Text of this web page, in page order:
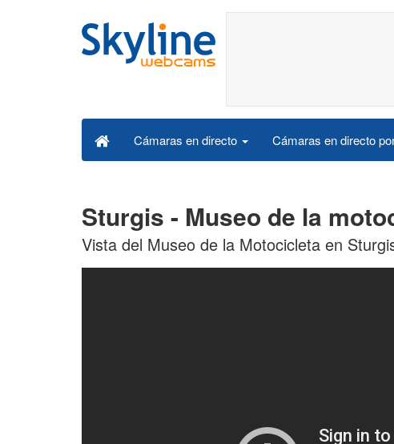
Cámaras en directo Cámaras en directo
Sturgis - Museo de la
Vista del Museo de la Motocicleta en